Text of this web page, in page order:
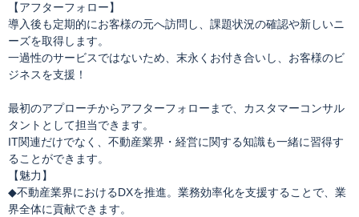
【アフターフォロー】
導入後も定期的にお客様の元へ訪問し、課題状況の確認や新しいニ
ーズを取得します。
一過性のサービスではないため、末永くお付き合いし、お客様のビ
ジネスを支援！
最初のアプローチからアフターフォローまで、カスタマーコンサル
タントとして担当できます。
IT関連だけでなく、不動産業界・経営に関する知識も一緒に習得す
ることができます。
【魅力】
◆不動産業界におけるDXを推進。業務効率化を支援することで、業
界全体に貢献できます。